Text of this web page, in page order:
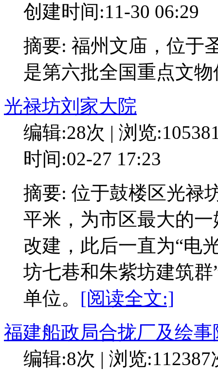
创建时间:11-30 06:29
摘要: 福州文庙，位于
是第六批全国重点文
光禄坊刘家大院
编辑:28次 | 浏览
时间:02-27 17:23
摘要: 位于鼓楼区光禄
平米，为市区最大的
改建，此后一直为“电
坊七巷和朱紫坊建筑
单位。 [阅读全文:]
福建船政局合拢厂及绘事
编辑:8次 | 浏览:112387